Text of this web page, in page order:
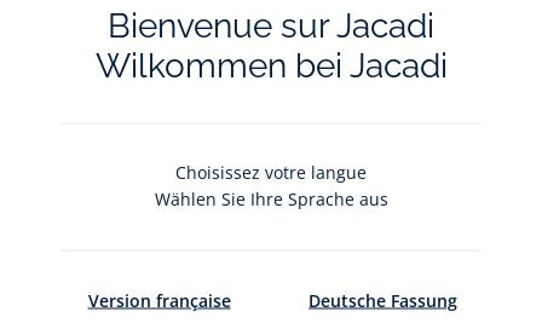
Der Newsletter
Angebote, neue Kollektionen uvm.!
Bienvenue sur Jacadi
Wilkommen bei Jacadi
Choisissez votre langue
Wählen Sie Ihre Sprache aus
Version française Deutsche Fassung